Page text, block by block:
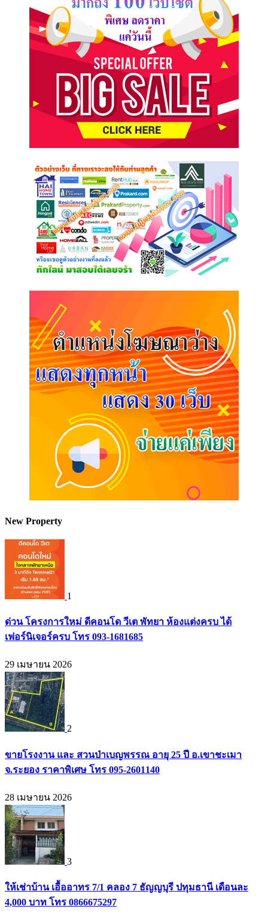
New Property
1
ด่วน โครงการใหม่ ดีคอนโด วีเต พัทยา ห้องแต่งครบ ได้
เฟอร์นิเจอร์ครบ โทร 093-1681685
29 เมษายน 2026
2
ขายโรงงาน และ สวนป่าเบญพรรณ อายุ 25 ปี อ.เขาชะเมา
จ.ระยอง ราคาพิเศษ โทร 095-2601140
28 เมษายน 2026
3
ให้เช่าบ้าน เอื้ออาทร 7/1 คลอง 7 ธัญญบุรี ปทุมธานี เดือนละ
4,000 บาท โทร 0866675297